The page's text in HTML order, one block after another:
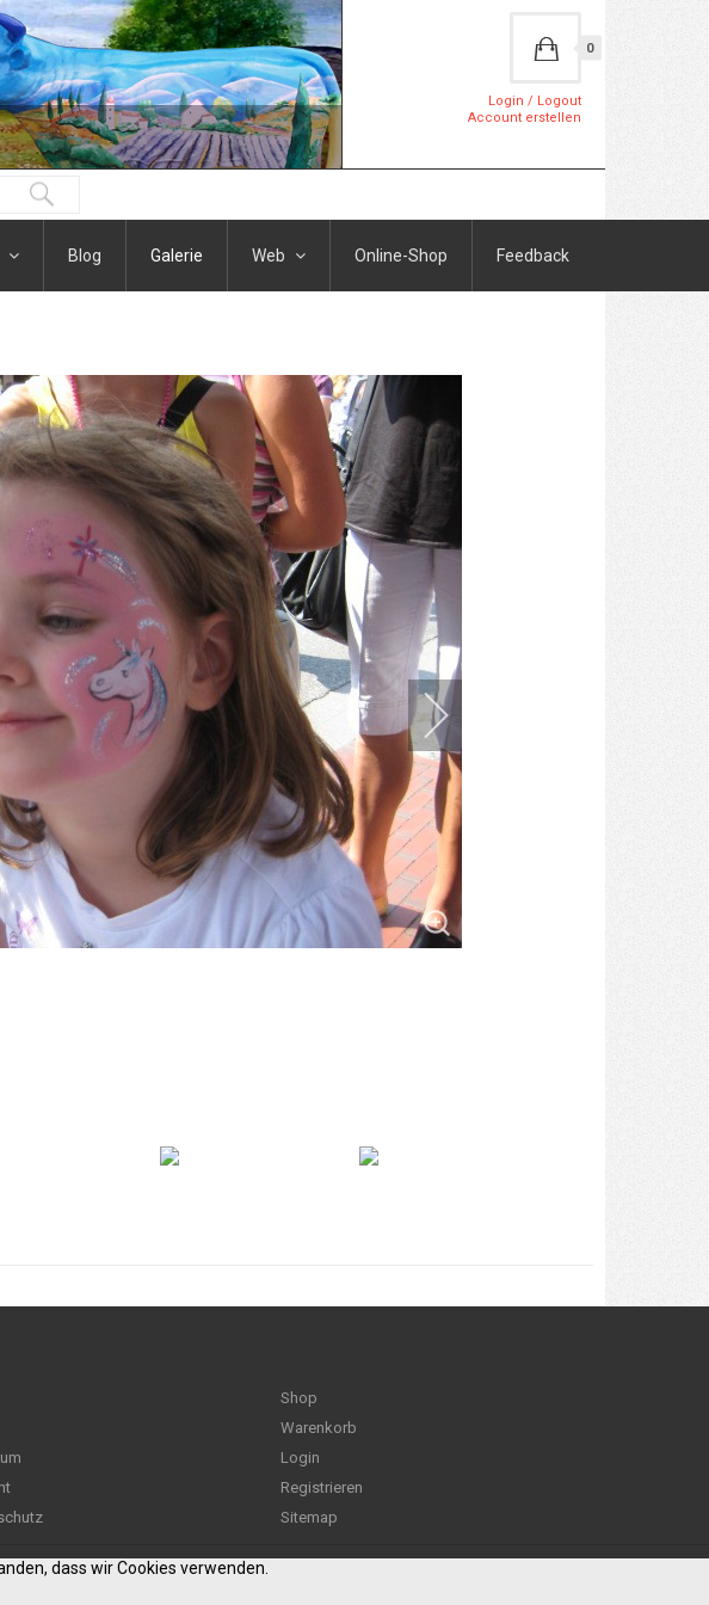
0
Login / Logout
Account erstellen
Blog Galerie Web Online-Shop Feedback
Shop
Warenkorb
Login
Registrieren
Sitemap
dass wir Cookies verwenden.